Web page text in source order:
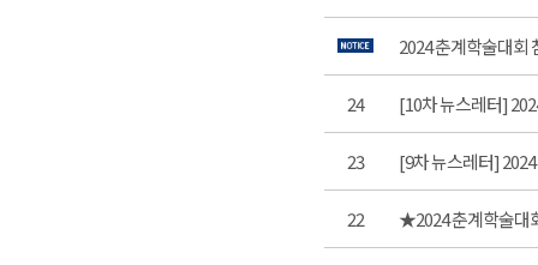
2024 춘계학술대
24 [10차 뉴스레터]
23 [9차 뉴스레터]
22 ★2024 춘계학술대